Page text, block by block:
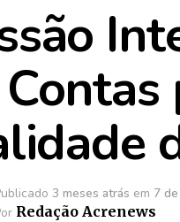
3 meses atrás em 7
Redação Acrenews